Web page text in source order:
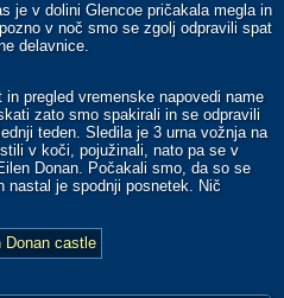
je v dolini Glencoe pričakala megla in
v noč smo se zgolj odpravili spat
delavnice.
pregled vremenske napovedi name
zato smo spakirali in se odpravili
teden. Sledila je 3 urna vožnja na
v koči, pojužinali, nato pa se v
Donan. Počakali smo, da so se
nastal je spodnji posnetek. Nič